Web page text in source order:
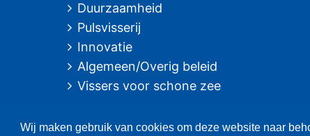
Wij maken gebruik van cookies om deze website naar
Duurzaamheid
Pulsvisserij
Innovatie
Algemeen/Overig beleid
Vissers voor schone zee